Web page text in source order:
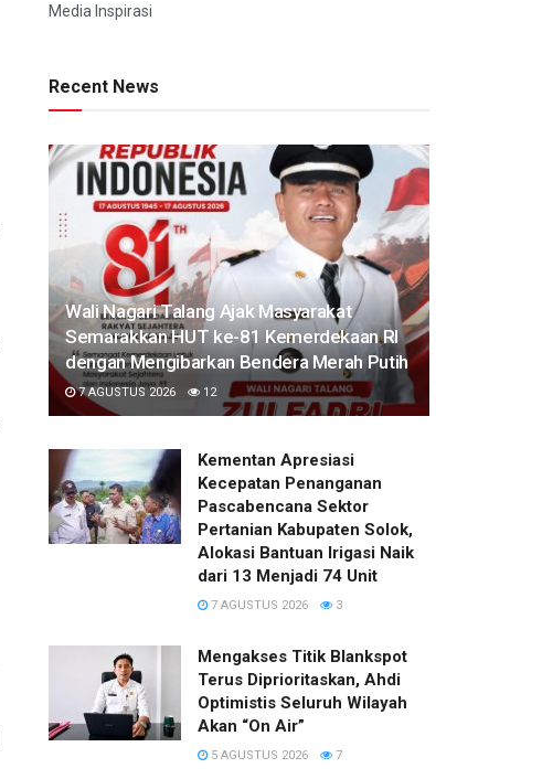
Media Inspirasi
Recent News
Wali Nagari Talang Ajak Masyarakat
Semarakkan HUT ke-81 Kemerdekaan RI
dengan Mengibarkan Bendera Merah Putih
7 AGUSTUS 2026 12
Kementan Apresiasi
Kecepatan Penanganan
Pascabencana Sektor
Pertanian Kabupaten Solok,
Alokasi Bantuan Irigasi Naik
dari 13 Menjadi 74 Unit
7 AGUSTUS 2026 3
Mengakses Titik Blankspot
Terus Diprioritaskan, Ahdi
Optimistis Seluruh Wilayah
Akan “On Air”
5 AGUSTUS 2026 7